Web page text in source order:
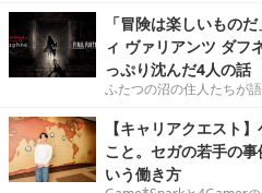
「冒険は楽しいもの
ィ ヴァリアンツ ダフ
っぷり沈んだ4人の話
ふたつの沼の住人たちが語
【キャリアクエスト
こと。セガの若手の
いう働き方